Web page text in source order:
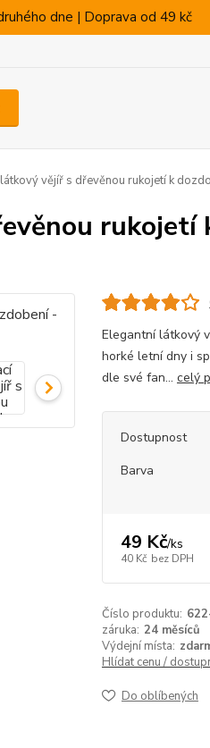
dne | Doprava od 49 kč
vějíř s dřevěnou rukojetí k
rukojetí
Elegantní látkový
horké letní dny i
dle své fan... celý
Dostupnost
Barva
49 Kč/ks
40 Kč bez DPH
Číslo produktu:
záruka: 24 měsíců
Výdejní místa:
Hlídat cenu /
Do oblíbených